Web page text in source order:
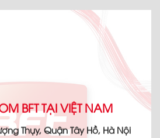
BFT TẠI VIỆT NAM
Thụy, Quận Tây Hồ, Hà Nội